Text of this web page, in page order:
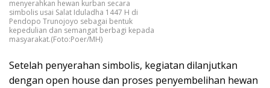
menyerahkan hewan kurban secara
simbolis usai Salat Iduladha 1447 H di
Pendopo Trunojoyo sebagai bentuk
kepedulian dan semangat berbagi kepada
masyarakat.(Foto:Poer/MH)
Setelah penyerahan simbolis, kegiatan dilanjutkan
dengan open house dan proses penyembelihan hewan